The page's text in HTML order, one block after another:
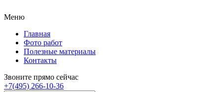
Меню
Главная
Фото работ
Полезные материалы
Контакты
Звоните прямо сейчас
+7(495) 266-10-36